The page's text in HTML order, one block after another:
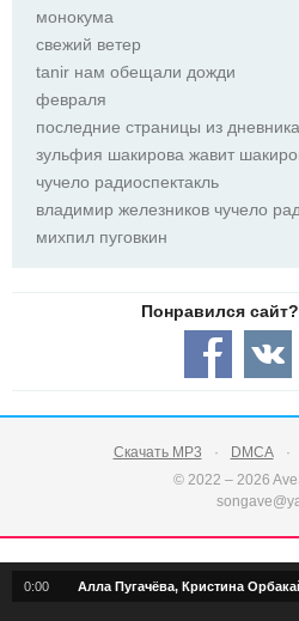
монокума
свежий ветер
tanir нам обещали дожди
февраля
последние страницы из
зульфия шакирова жавит
чучело радиоспектакль
владимир железников чучело
михпил пуговкин
Скачать MP3 DMCA
© 2022 – 2026
0:00 Алла Пугачёва, Кристина